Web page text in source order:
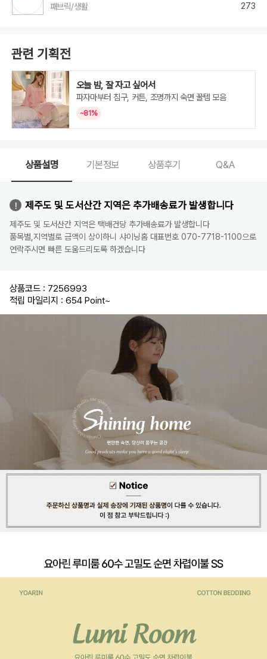
패브릭/생활 273
관련 기획전
오늘 밤, 잘 자고 싶어서
파자마부터 침구, 커튼, 조명까지 숙면 꿀템 모음
~81%
상품설명 기본정보 상품후기 Q&A
제주도 및 도서산간 지역은 추가배송료가 발생합니다
제주도 및 도서산간 지역은 택배건당 추가배송료가 발생합니다
품목별,지역별로 금액이 상이하니 샤이닝홈 대표번호 070-7718-1100으로
연락주시면 빠른 도움드리도록 하겠습니다
상품코드 : 7256993
적립 마일리지 : 654 Point~